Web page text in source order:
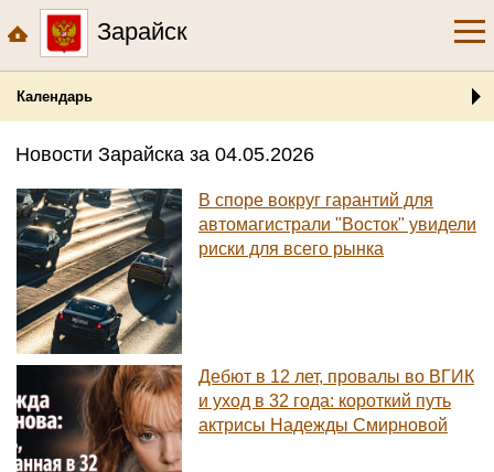
Зарайск
Календарь
Новости Зарайска за 04.05.2026
В споре вокруг гарантий для
автомагистрали "Восток" увидели
риски для всего рынка
Дебют в 12 лет, провалы во ВГИК
и уход в 32 года: короткий путь
актрисы Надежды Смирновой